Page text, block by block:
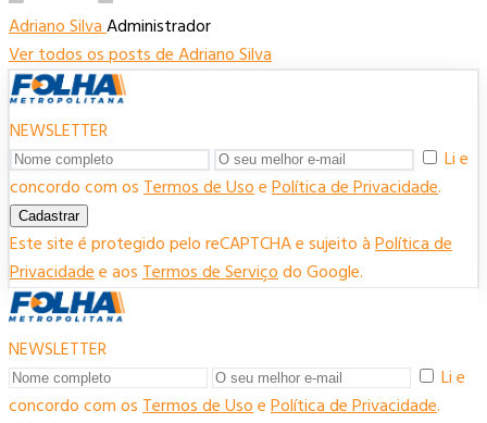
Adriano SilvaAdministrador
Ver todos os posts de Adriano Silva
NEWSLETTER
Li e
concordo com osTermos de UsoePolítica de Privacidade.
Cadastrar
Este site é protegido pelo reCAPTCHA e sujeito àPolítica de
Privacidadee aosTermos de Serviçodo Google.
NEWSLETTER
Li e
concordo com osTermos de UsoePolítica de Privacidade.